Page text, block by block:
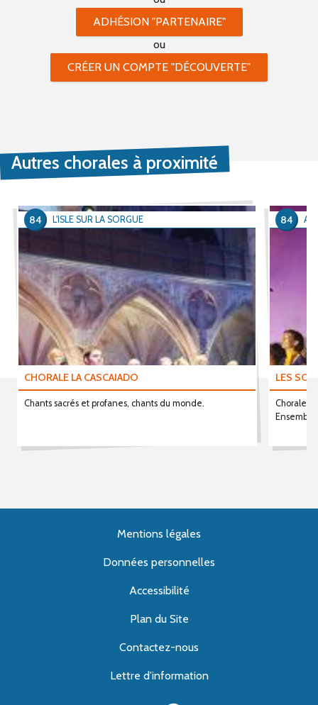
ADHÉSION "PARTENAIRE"
ou
CRÉER UN COMPTE "DÉCOUVERTE"
Autres chorales à proximité
CHORALE LA CASCAIADO
Chants sacrés et profanes, chants du monde.
L'ISLE SUR LA SORGUE
84
LES
Chorale
Ensemble
84
Mentions légales
Données personnelles
Accessibilité
Plan du Site
Contactez-nous
Lettre d'information